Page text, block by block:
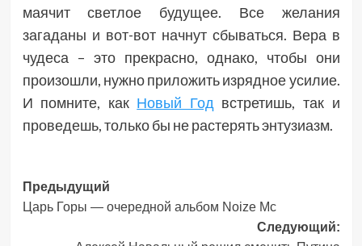
маячит светлое будущее. Все желания
загаданы и вот-вот начнут сбываться. Вера в
чудеса – это прекрасно, однако, чтобы они
произошли, нужно приложить изрядное усилие.
И помните, как Новый Год встретишь, так и
проведешь, только бы не растерять энтузиазм.
Навигация
записи
Предыдущий
Царь Горы — очередной альбом Noize Mc
Следующий: